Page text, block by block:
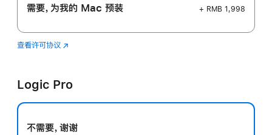
需要，为我的 Mac 预装 + RMB 1,998
查看许可协议 Final
(在
口
开)
Logic Pro
不需要，谢谢